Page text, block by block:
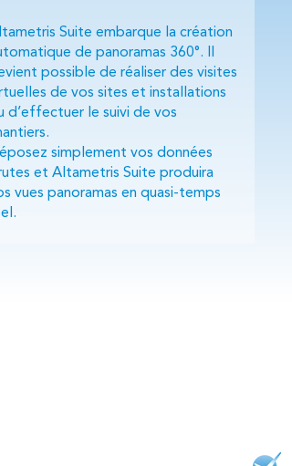
Suite embarque la création
de panoramas 360°. Il
possible de réaliser des visites
de vos sites et installations
d’effectuer le suivi de vos
simplement vos données
et Altametris Suite produira
vues panoramas en quasi-temps